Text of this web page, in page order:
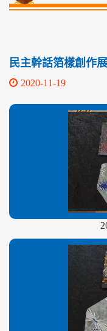
民主幹話箔樣創作
2020-11-19